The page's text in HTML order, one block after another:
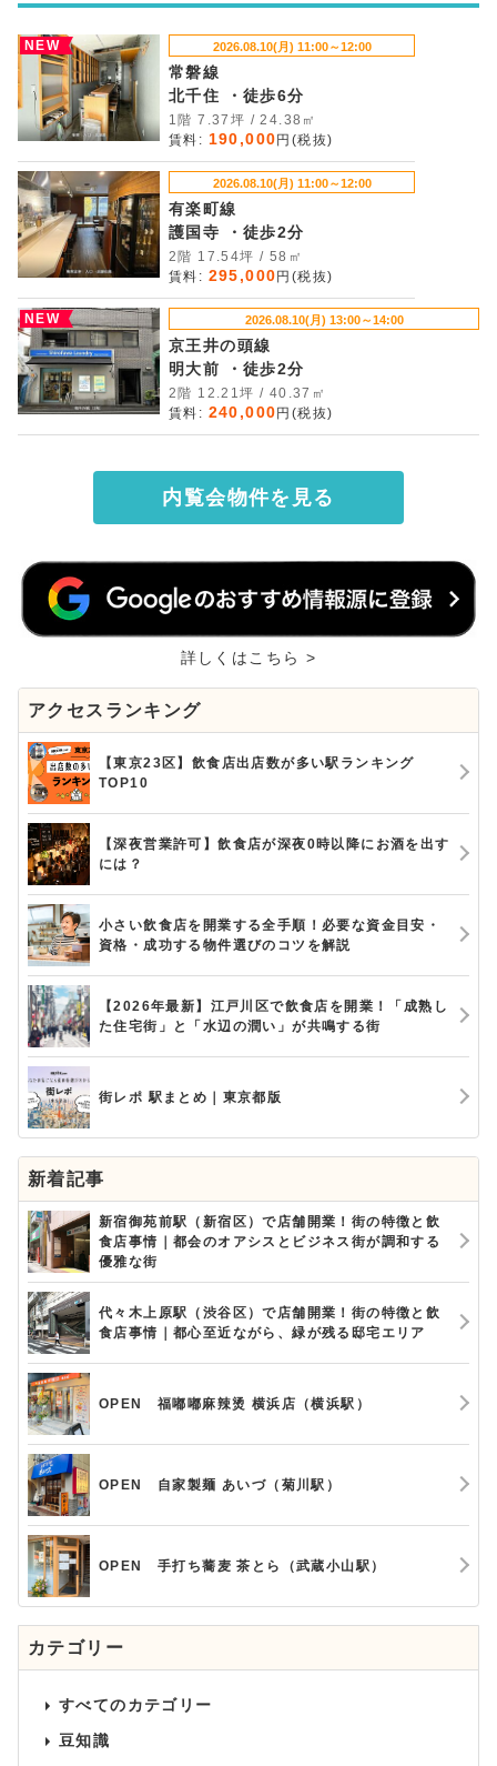
NEW 2026.08.10(月) 11:00～12:00
常磐線
北千住 ・徒歩6分
1階 7.37坪 / 24.38㎡
賃料: 190,000 円(税抜)
2026.08.10(月) 11:00～12:00
有楽町線
護国寺 ・徒歩2分
2階 17.54坪 / 58㎡
賃料: 295,000 円(税抜)
NEW 2026.08.10(月) 13:00～14:00
京王井の頭線
明大前 ・徒歩2分
2階 12.21坪 / 40.37㎡
賃料: 240,000 円(税抜)
内覧会物件を見る
詳しくはこちら >
アクセスランキング
【東京23区】飲食店出店数が多い駅ランキング
TOP10
【深夜営業許可】飲食店が深夜0時以降にお酒を出す
には？
小さい飲食店を開業する全手順！必要な資金目安・
資格・成功する物件選びのコツを解説
【2026年最新】江戸川区で飲食店を開業！「成熟し
た住宅街」と「水辺の潤い」が共鳴する街
街レポ 駅まとめ｜東京都版
新着記事
新宿御苑前駅（新宿区）で店舗開業！街の特徴と飲
食店事情｜都会のオアシスとビジネス街が調和する
優雅な街
代々木上原駅（渋谷区）で店舗開業！街の特徴と飲
食店事情｜都心至近ながら、緑が残る邸宅エリア
OPEN 福嘟嘟麻辣烫 横浜店（横浜駅）
OPEN 自家製麺 あいづ（菊川駅）
OPEN 手打ち蕎麦 茶とら（武蔵小山駅）
カテゴリー
すべてのカテゴリー
豆知識